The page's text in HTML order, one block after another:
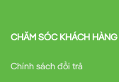
CHĂM SÓC KHÁCH HÀNG
Chính sách đổi trả